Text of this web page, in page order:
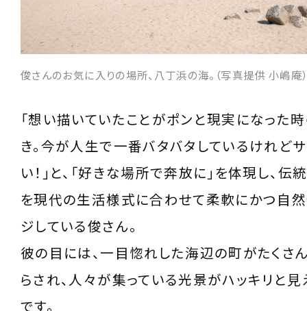
俊さんのお気に入りの場所、八丁浜の海。（写真提供 小嶋庵
「想い描いていたことがポンと現実になった
き。今が人生で一番バタバタしているけれど
い！」と、「好きな場所で奔放に」を体現し、
を現代の生活様式に合わせて柔軟にかつ自
ジしている俊さん。
彼の目には、一目惚れした海辺の町がたくさ
らされ、人々が集っている光景がハッキリと見
です。